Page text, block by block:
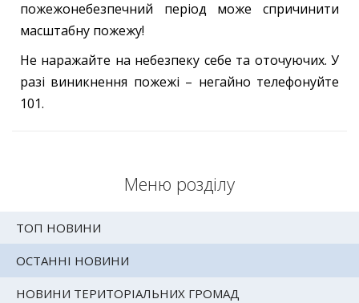
Меню розділу
ТОП НОВИНИ
ОСТАННІ НОВИНИ
НОВИНИ ТЕРИТОРІАЛЬНИХ ГРОМАД
пожежонебезпечний період може спричинити
масштабну пожежу!
Не наражайте на небезпеку себе та оточуючих. У
разі виникнення пожежі – негайно телефонуйте
101.